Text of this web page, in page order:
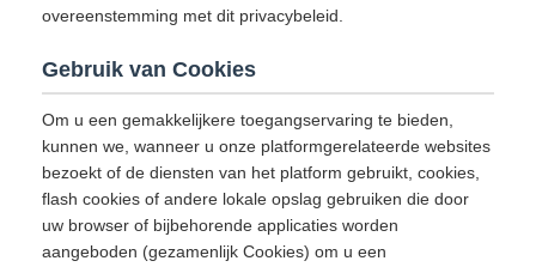
overeenstemming met dit privacybeleid.
Gebruik van Cookies
Om u een gemakkelijkere toegangservaring te bieden,
kunnen we, wanneer u onze platformgerelateerde websites
bezoekt of de diensten van het platform gebruikt, cookies,
flash cookies of andere lokale opslag gebruiken die door
uw browser of bijbehorende applicaties worden
aangeboden (gezamenlijk Cookies) om u een